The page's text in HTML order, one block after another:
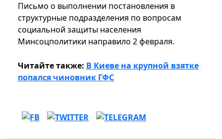
Письмо о выполнении постановления в
структурные подразделения по вопросам
социальной защиты населения
Минсоцполитики направило 2 февраля.
Читайте также: В Киеве на крупной взятке
попался чиновник ГФС